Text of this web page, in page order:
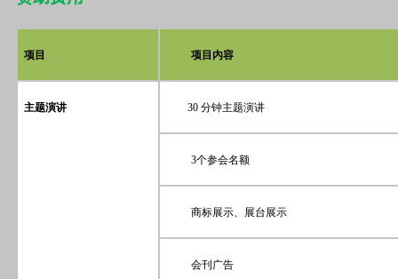
项目 项目内容
主题演讲 30 分钟主题演讲
3个参会名额
商标展示、展台展示
会刊广告